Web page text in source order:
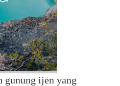
gunung ijen yang